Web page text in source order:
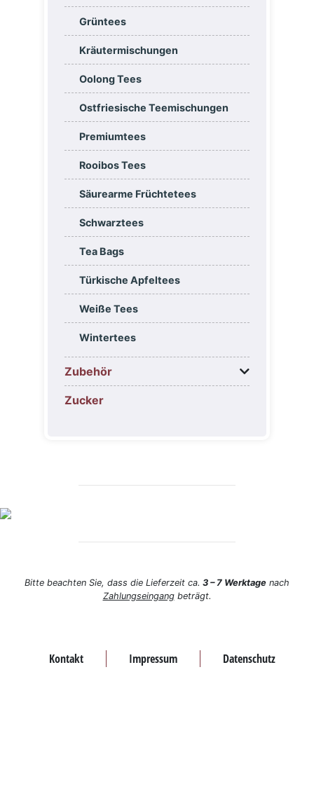
Grüntees
Kräutermischungen
Oolong Tees
Ostfriesische Teemischungen
Premiumtees
Rooibos Tees
Säurearme Früchtetees
Schwarztees
Tea Bags
Türkische Apfeltees
Weiße Tees
Wintertees
Zubehör
Zucker
Bitte beachten Sie, dass die Lieferzeit ca. 3 – 7 Werktage nach
Zahlungseingangbeträgt.
Kontakt Impressum Datenschutz